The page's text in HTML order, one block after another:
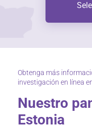
Obtenga más
investigación en línea
Nuestro
Estonia